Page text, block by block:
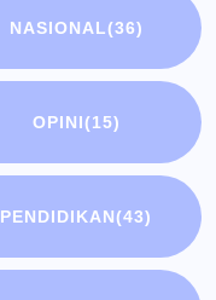
NASIONAL(36)
OPINI(15)
PENDIDIKAN(43)